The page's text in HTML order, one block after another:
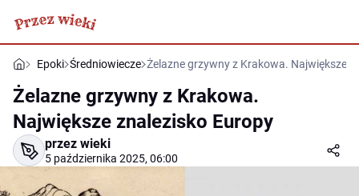
Epoki Średniowiecze Żelazne grzywny z Krakowa. Największe
Żelazne grzywny z Krakowa.
Największe znalezisko Europy
przez wieki
5 października 2025, 06:00